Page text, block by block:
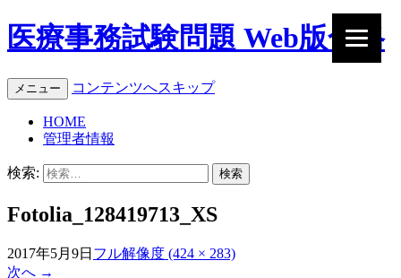
医療事務試験問題 Web版合格
メニュー コンテンツへスキップ
HOME
管理者情報
検索:
Fotolia_128419713_XS
2017年5月9日 フル解像度 (424 × 283)
次へ →